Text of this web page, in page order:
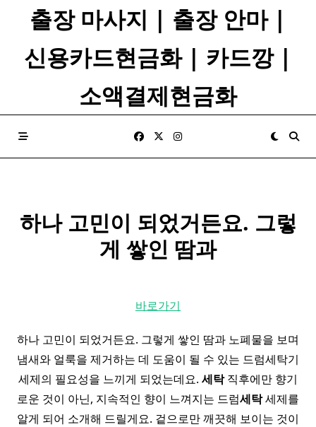
출장 마사지 | 출장 안마 |
신용카드현금화 | 카드깡 |
소액결제현금화
하나 고민이 되었거든요. 그렇
게 쌓인 땀과
바로가기
하나 고민이 되었거든요. 그렇게 쌓인 땀과 노폐물을 보며
냄새와 얼룩을 제거하는 데 도움이 될 수 있는 드럼세탁기
세제의 필요성을 느끼게 되었는데요. 세탁직후에만 향기
로운 것이 아닌, 지속적인 향이 느껴지는 드럼세탁세제를
알게 되어 소개해 드릴게요. 겉으로만 깨끗해 보이는 것이